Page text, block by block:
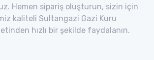
Hemen sipariş oluşturun, sizin için
kaliteli Sultangazi Gazi Kuru
hızlı bir şekilde faydalanın.